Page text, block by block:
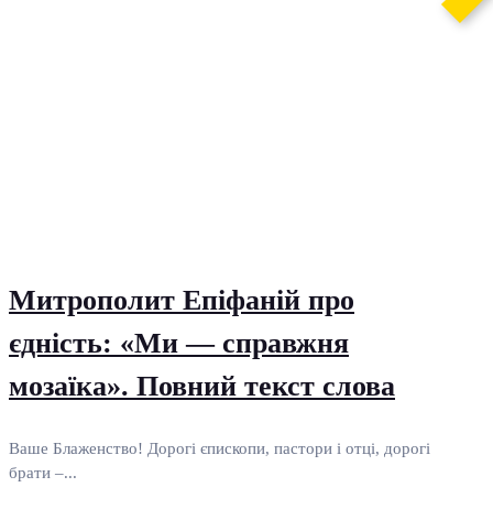
Митрополит Епіфаній про
єдність: «Ми — справжня
мозаїка». Повний текст слова
Ваше Блаженство! Дорогі єпископи, пастори і отці, дорогі
брати –...